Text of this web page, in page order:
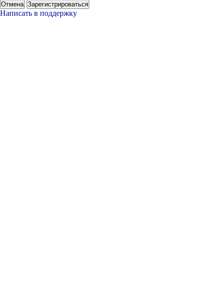
Отмена Зарегистрироваться
Написать в поддержку